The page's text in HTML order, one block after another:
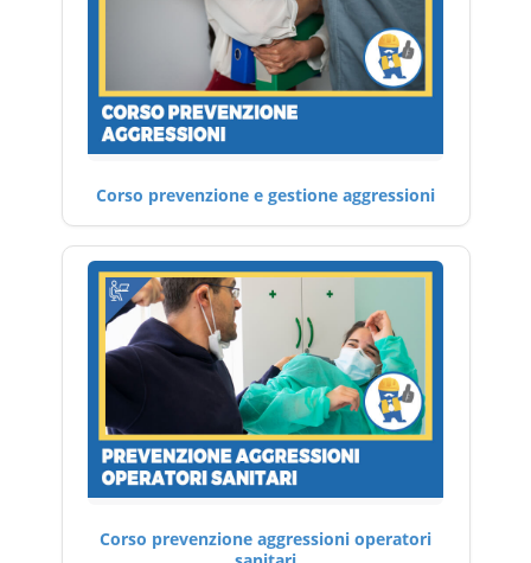
Corso prevenzione e gestione aggressioni
Corso prevenzione aggressioni operatori